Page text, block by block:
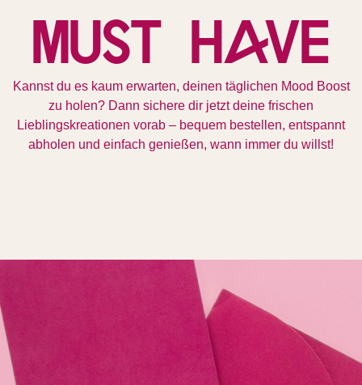
Must have
Kannst du es kaum erwarten, deinen täglichen Mood Boost
zu holen? Dann sichere dir jetzt deine frischen
Lieblingskreationen vorab – bequem bestellen, entspannt
abholen und einfach genießen, wann immer du willst!